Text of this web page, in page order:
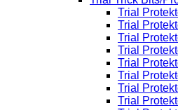
Trial
Trial
Trial
Trial
Trial
Trial
Trial
Trial